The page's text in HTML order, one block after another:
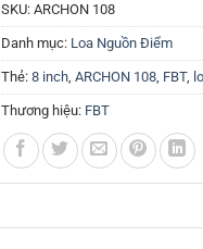
SKU: ARCHON 108
Danh mục: Loa Nguồn Điểm
Thẻ: 8 inch, ARCHON 108, FBT,
Thương hiệu: FBT